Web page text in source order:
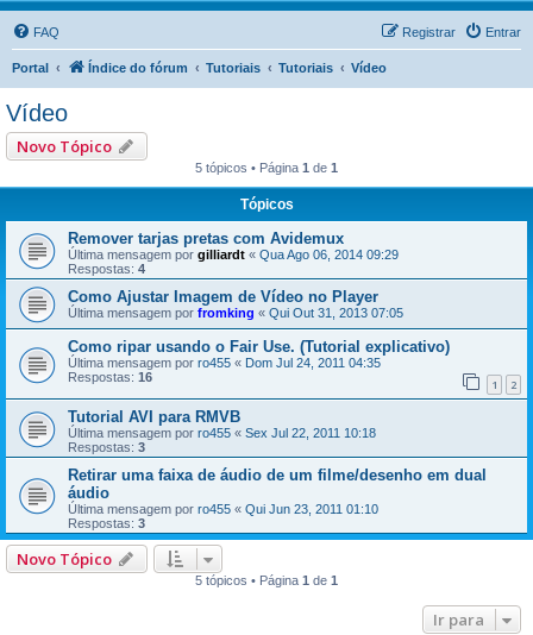
FAQ Entrar
Registrar
Portal Índice do fórum Tutoriais Tutoriais Vídeo
Vídeo
Novo Tópico
5 tópicos • Página 1 de 1
Tópicos
Remover tarjas pretas com Avidemux
Última mensagem por gilliardt « Qua Ago 06, 2014 09:29
Respostas: 4
Como Ajustar Imagem de Vídeo no Player
Última mensagem por fromking « Qui Out 31, 2013 07:05
Como ripar usando o Fair Use. (Tutorial explicativo)
Última mensagem por ro455 « Dom Jul 24, 2011 04:35
Respostas: 16 1 2
Tutorial AVI para RMVB
Última mensagem por ro455 « Sex Jul 22, 2011 10:18
Respostas: 3
Retirar uma faixa de áudio de um filme/desenho em dual
áudio
Última mensagem por ro455 « Qui Jun 23, 2011 01:10
Respostas: 3
Novo Tópico
5 tópicos • Página 1 de 1
Ir para